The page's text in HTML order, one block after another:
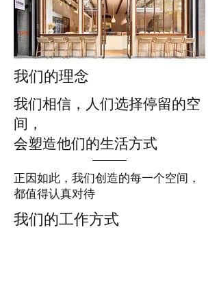
我们的理念
我们相信，人们选择停留的空
间，
会塑造他们的生活方式
正因如此，我们创造的每一个空间，
都值得认真对待
我们的工作方式